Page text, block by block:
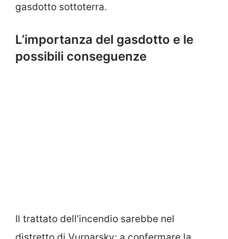
gasdotto sottoterra.
L’importanza del gasdotto e le
possibili conseguenze
Il trattato dell’incendio sarebbe nel